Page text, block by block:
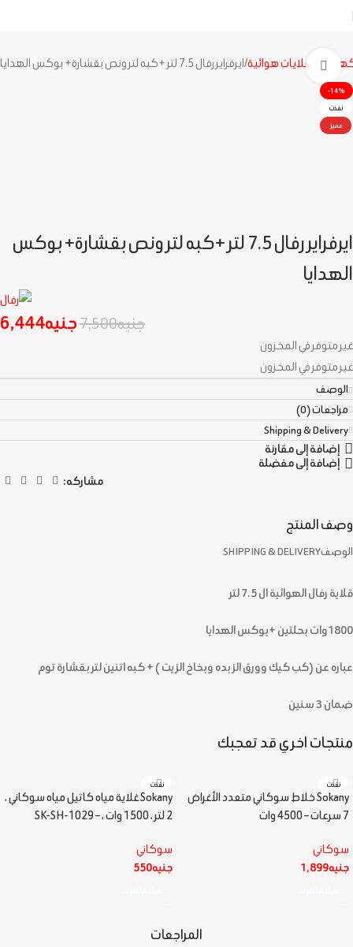
قلايات هوائية ايرفراير رفال 7.5 لتر +كبه لتر ونص بقشارة+ بوكس الهدايا
-14%
نفذت
مميز
اضغط للتكبير
ايرفراير رفال 7.5 لتر +كبه لتر ونص بقشارة+ بوكس
الهدايا
جنيه7,500جنيه6,444
غير متوفر في المخزون
غير متوفر في المخزون
الوصف
مراجعات (0)
Shipping & Delivery
إضافة إلى مقارنة
إضافة إلى مفضلة
مشاركه:
وصف المنتج
الوصفSHIPPING & DELIVERY
قلاية رفال الهوائية ال 7.5 لتر
1800وات بحلتين +بوكس الهدايا
عباره عن (كب كيك وورق الزبده وبخاخ الزيت ) + كبه اتنين لتر بقشارة توم
ضمان 3 سنين
منتجات اخري قد تعجبك
نفذت
Sokany خلاط سوكاني متعدد الأغراض
7 سرعات – 4500 وات
سوكاني
جنيه1,899
نفذت
Sokany غلاية مياه كاتيل مياه سوكاني ،
2 لتر ، 1500 وات ، – SK-SH-1029
سوكاني
جنيه550
المراجعات